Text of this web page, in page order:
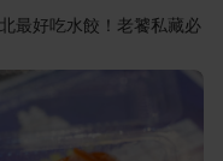
最好吃水餃！老饕私藏必